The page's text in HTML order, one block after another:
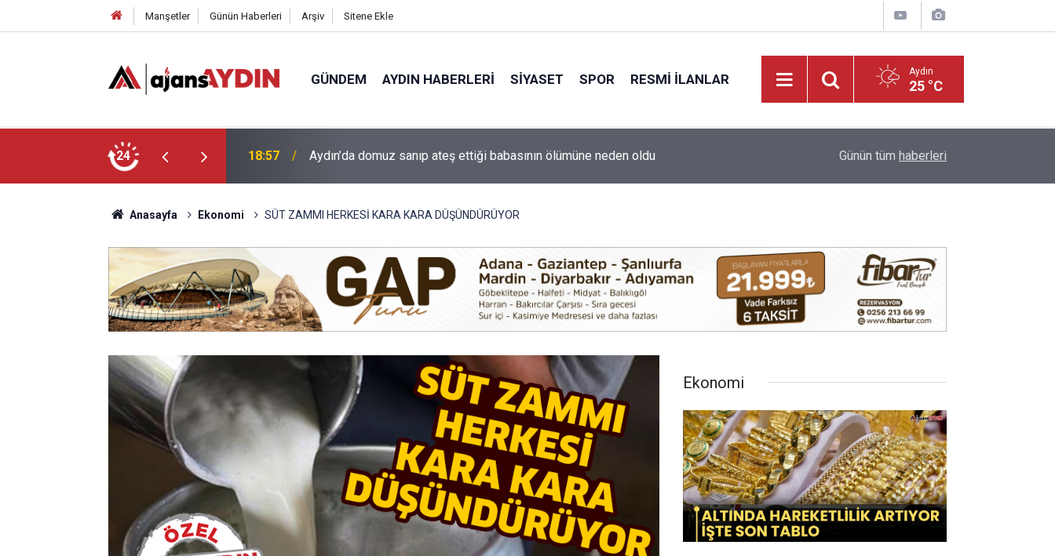
Manşetler Günün Haberleri Arşiv Sitene Ekle
GÜNDEM AYDIN HABERLERI SIYASET SPOR RESMI İLANLAR Aydın
25 °C
24
ölümüne neden oldu 18:13 Yeni Parti'nin Aydın kurucu yönetimi belli oldu Vali Varol, Adalet Bakan Yardımcısı Can Tuncay'ı
Günün tüm haberleri
Anasayfa Ekonomi SÜT ZAMMI HERKESİ KARA KARA DÜŞÜNDÜRÜYOR
Ekonomi